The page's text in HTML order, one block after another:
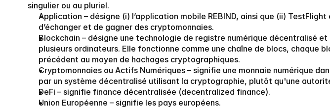
singulier ou au pluriel.
Application – désigne (i) l’application mobile REBIND, ainsi que (ii)
d’échanger et de gagner des cryptomonnaies.
Blockchain – désigne une technologie de registre numérique décentralisé
plusieurs ordinateurs. Elle fonctionne comme une chaîne de blocs, chaque
précédent au moyen de hachages cryptographiques.
Cryptomonnaies ou Actifs Numériques – signifie une monnaie numérique
par un système décentralisé utilisant la cryptographie, plutôt qu'une
DeFi – signifie finance décentralisée (decentralized finance).
Union Européenne – signifie les pays européens.